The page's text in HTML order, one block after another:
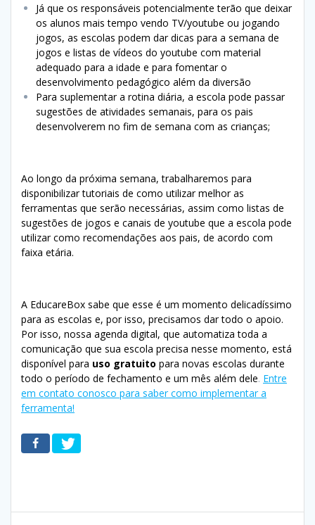
Já que os responsáveis potencialmente terão que deixar
os alunos mais tempo vendo TV/youtube ou jogando
jogos, as escolas podem dar dicas para a semana de
jogos e listas de vídeos do youtube com material
adequado para a idade e para fomentar o
desenvolvimento pedagógico além da diversão
Para suplementar a rotina diária, a escola pode passar
sugestões de atividades semanais, para os pais
desenvolverem no fim de semana com as crianças;
Ao longo da próxima semana, trabalharemos para
disponibilizar tutoriais de como utilizar melhor as
ferramentas que serão necessárias, assim como listas de
sugestões de jogos e canais de youtube que a escola pode
utilizar como recomendações aos pais, de acordo com
faixa etária.
A EducareBox sabe que esse é um momento delicadíssimo
para as escolas e, por isso, precisamos dar todo o apoio.
Por isso, nossa agenda digital, que automatiza toda a
comunicação que sua escola precisa nesse momento, está
disponível para uso gratuito para novas escolas durante
todo o período de fechamento e um mês além dele. Entre
em contato conosco para saber como implementar a
ferramenta!